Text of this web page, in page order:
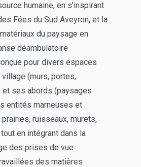
humaine, en s’inspirant
Fées du Sud Aveyron, et la
du paysage en
déambulatoire
pour divers espaces
(murs, portes,
et ses abords (paysages
entités marneuses et
ruisseaux, murets,
en intégrant dans la
des prises de vue
des matières